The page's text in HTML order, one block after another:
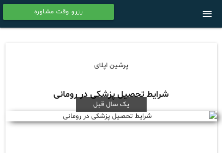
رزرو وقت مشاوره menu
پرشین اپلای
شرایط تحصیل پزشکی در رومانی
یک سال قبل